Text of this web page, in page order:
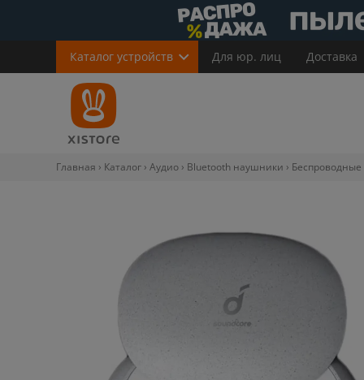
Каталог устройств Для юр. лиц Доставка
Главная Каталог Аудио Bluetooth наушники